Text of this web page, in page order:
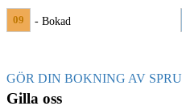
09 - Bokad
GÖR DIN BOKNING AV
Gilla oss